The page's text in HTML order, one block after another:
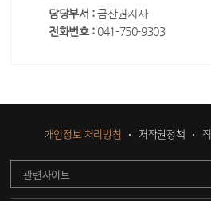
담당부서 :금산권지사
전화번호 : 041-750-9303
개인정보 처리방침 저작권정책
관련사이트